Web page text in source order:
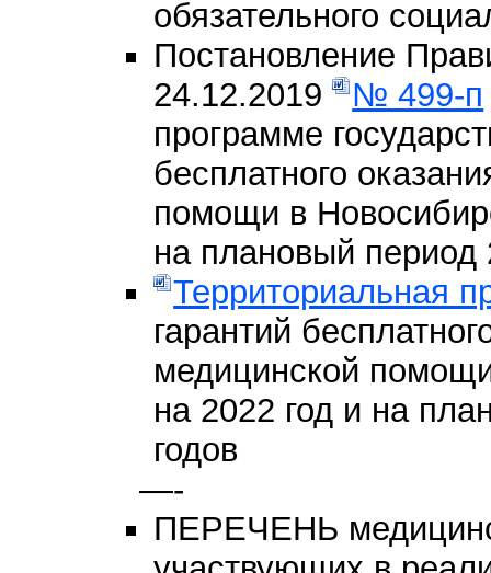
обязательного
Постановление
24.12.2019 № 499-п
программе
бесплатного
помощи в
на плановый период
Территориальная
гарантий
медицинской
на 2022 год и на
годов
—-
ПЕРЕЧЕНЬ